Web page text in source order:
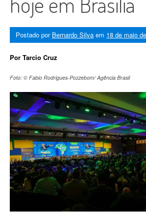
Postado por Bernardo Silva em 18 de maio
Por Tarcio Cruz
Foto: © Fabio Rodrigues-Pozzebom/ Agência Brasil